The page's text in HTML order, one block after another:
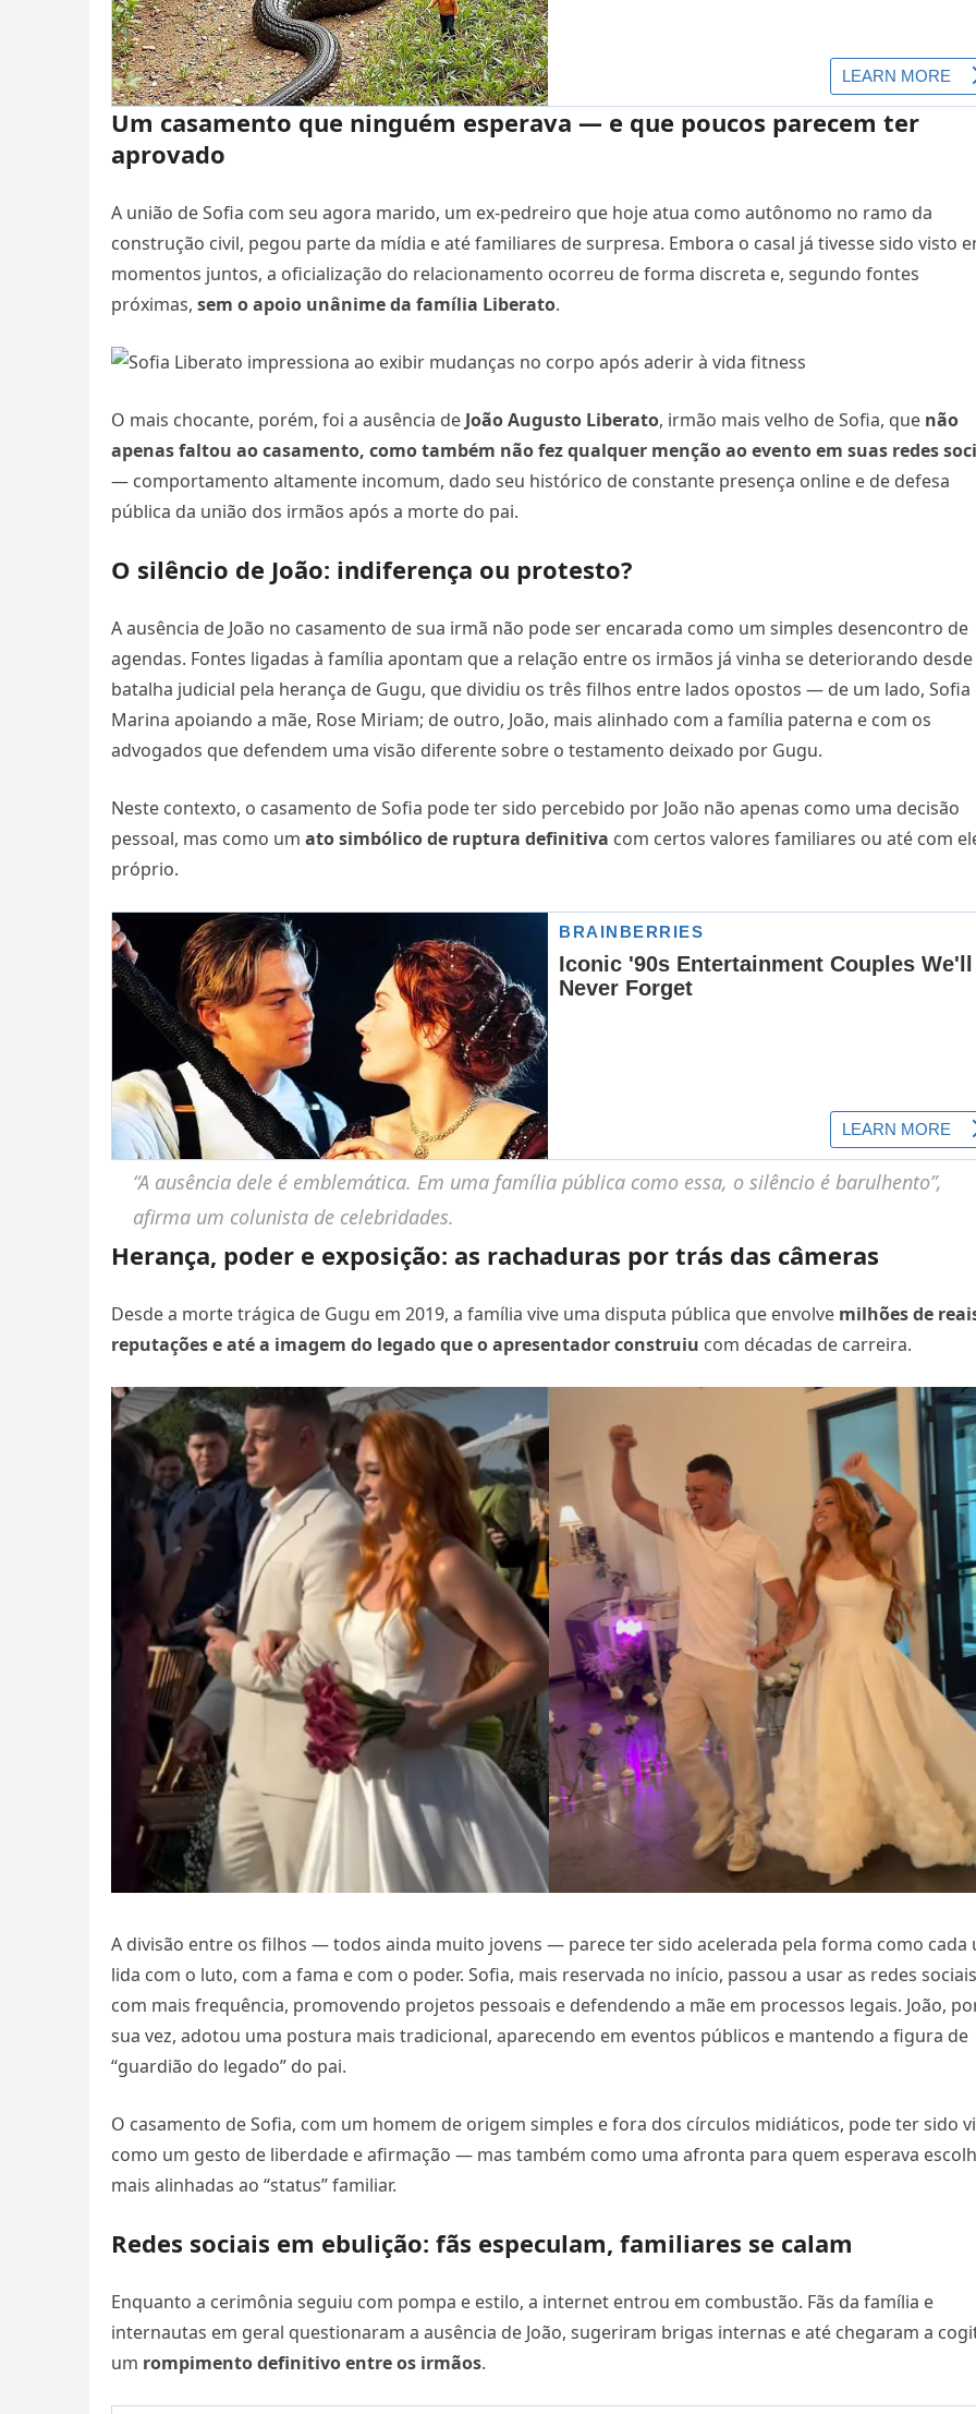
Um casamento que ninguém esperava — e que poucos parecem ter
aprovado
A união de Sofia com seu agora marido, um ex-pedreiro que hoje atua como autônomo no ramo da
construção civil, pegou parte da mídia e até familiares de surpresa. Embora o casal já tivesse sido visto
momentos juntos, a oficialização do relacionamento ocorreu de forma discreta e, segundo fontes
próximas, sem o apoio unânime da família Liberato.
O mais chocante, porém, foi a ausência de João Augusto Liberato, irmão mais velho de Sofia, que não
apenas faltou ao casamento, como também não fez qualquer menção ao evento em suas redes
— comportamento altamente incomum, dado seu histórico de constante presença online e de defesa
pública da união dos irmãos após a morte do pai.
O silêncio de João: indiferença ou protesto?
A ausência de João no casamento de sua irmã não pode ser encarada como um simples desencontro de
agendas. Fontes ligadas à família apontam que a relação entre os irmãos já vinha se deteriorando desde
batalha judicial pela herança de Gugu, que dividiu os três filhos entre lados opostos — de um lado, Sofia
Marina apoiando a mãe, Rose Miriam; de outro, João, mais alinhado com a família paterna e com os
advogados que defendem uma visão diferente sobre o testamento deixado por Gugu.
Neste contexto, o casamento de Sofia pode ter sido percebido por João não apenas como uma decisão
pessoal, mas como um ato simbólico de ruptura definitiva com certos valores familiares ou até com
próprio.
“A ausência dele é emblemática. Em uma família pública como essa, o silêncio é barulhento”,
afirma um colunista de celebridades.
Herança, poder e exposição: as rachaduras por trás das câmeras
Desde a morte trágica de Gugu em 2019, a família vive uma disputa pública que envolve milhões de
reputações e até a imagem do legado que o apresentador construiu com décadas de carreira.
A divisão entre os filhos — todos ainda muito jovens — parece ter sido acelerada pela forma como cada
lida com o luto, com a fama e com o poder. Sofia, mais reservada no início, passou a usar as redes sociais
com mais frequência, promovendo projetos pessoais e defendendo a mãe em processos legais. João,
sua vez, adotou uma postura mais tradicional, aparecendo em eventos públicos e mantendo a figura de
“guardião do legado” do pai.
O casamento de Sofia, com um homem de origem simples e fora dos círculos midiáticos, pode ter sido
como um gesto de liberdade e afirmação — mas também como uma afronta para quem esperava
mais alinhadas ao “status” familiar.
Redes sociais em ebulição: fãs especulam, familiares se calam
Enquanto a cerimônia seguiu com pompa e estilo, a internet entrou em combustão. Fãs da família e
internautas em geral questionaram a ausência de João, sugeriram brigas internas e até chegaram a
um rompimento definitivo entre os irmãos.